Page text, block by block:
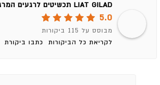
LIAT GILAD תכשיטים לרגעים המרגשים בחיים
5.0
מבוסס על 115 ביקורות
לקריאת כל הביקורות
כתבו ביקורת